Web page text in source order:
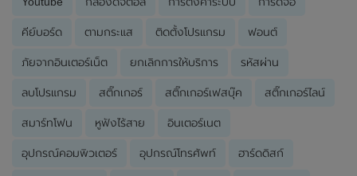
คีย์บอร์ด ตามกระแส ติดตั้งโปรแกรม ฟอนต์
ภัยจากอินเตอร์เน็ต ยกเลิกการให้บริการ รหัสผ่าน
ลบโปรแกรม สติ๊กเกอร์ สติ๊กเกอร์เฟสบุ๊ค สติ๊กเกอร์ไลน์
สมาร์ทโฟน หูฟังไร้สาย อินเตอร์เนต
อุปกรณ์คอมพิวเตอร์ อุปกรณ์โทรศัพท์ ฮาร์ดดิสก์